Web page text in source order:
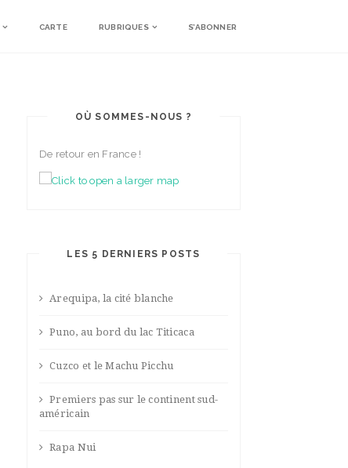
CARTE RUBRIQUES S’ABONNER
OÙ SOMMES-NOUS ?
De retour en France !
LES 5 DERNIERS POSTS
Arequipa, la cité blanche
Puno, au bord du lac Titicaca
Cuzco et le Machu Picchu
Premiers pas sur le continent sud-
américain
Rapa Nui